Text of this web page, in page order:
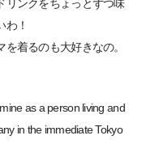
リンクをちょっとずつ味
！
着るのも大好きなの。
as a person living and
in the immediate Tokyo